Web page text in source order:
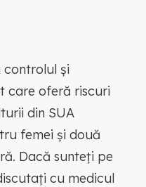
și
care oferă riscuri
din SUA
femei și două
Dacă sunteți pe
cu medicul